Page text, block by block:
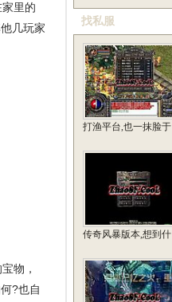
里的
几玩家
物，
?也自
找私服
打渔平台,也一抹脸于
传奇风暴版本,想到什